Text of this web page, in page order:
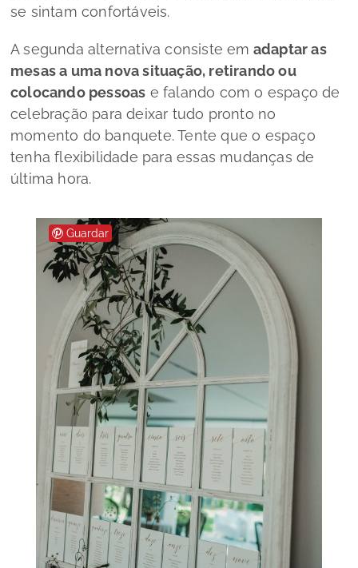
se sintam confortáveis.
A segunda alternativa consiste em adaptar as
mesas a uma nova situação, retirando ou
colocando pessoas e falando com o espaço de
celebração para deixar tudo pronto no
momento do banquete. Tente que o espaço
tenha flexibilidade para essas mudanças de
última hora.
Guardar